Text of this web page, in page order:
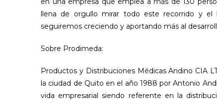
llena de orgullo mirar todo este recorrido y el
seguiremos creciendo y aportando más al
Sobre Prodimeda:
Productos y Distribuciones Médicas Andino CIA
la ciudad de Quito en el año 1988 por Antonio
vida empresarial siendo referente en la